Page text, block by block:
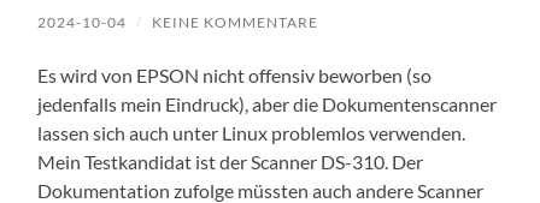
2024-10-04 / KEINE KOMMENTARE
Es wird von EPSON nicht offensiv beworben (so
jedenfalls mein Eindruck), aber die Dokumentenscanner
lassen sich auch unter Linux problemlos verwenden.
Mein Testkandidat ist der Scanner DS-310. Der
Dokumentation zufolge müssten auch andere Scanner